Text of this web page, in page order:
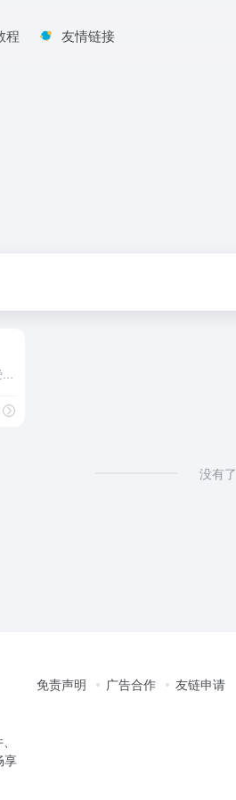
程 友情链接
没有了
享
免责声明 广告合作 友链申请